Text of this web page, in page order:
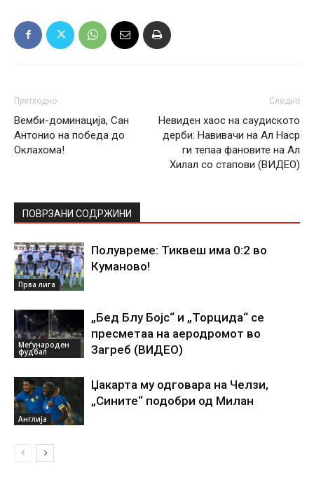
Претходно
Вемби-доминација, Сан
Антонио на победа до
Оклахома!
Следно
Невиден хаос на саудиското
дерби: Навивачи на Ал Наср
ги тепаа фановите на Ал
Хилал со стапови (ВИДЕО)
ПОВРЗАНИ СОДРЖИНИ
Прва лига
Полувреме: Тиквеш има 0:2 во
Куманово!
Меѓународен
фудбал
„Бед Блу Бојс“ и „Торцида“ се
пресметаа на аеродромот во
Загреб (ВИДЕО)
Англија
Џакарта му одговара на Челзи,
„Сините“ подобри од Милан